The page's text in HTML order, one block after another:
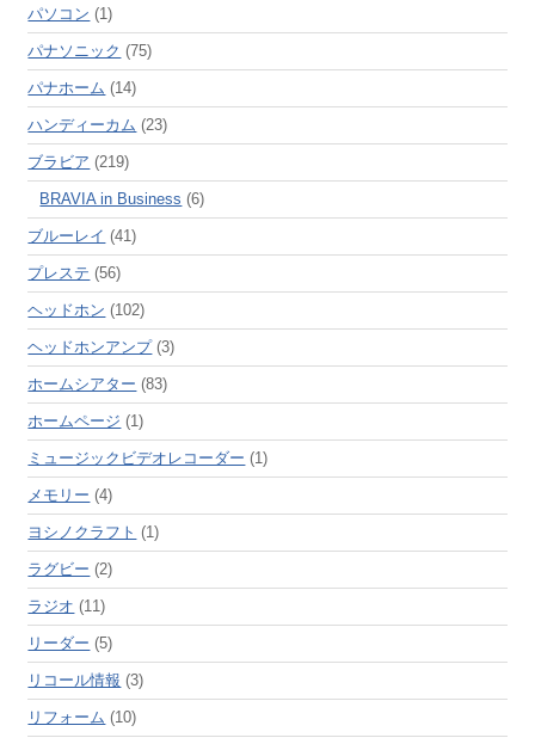
パソコン (1)
パナソニック (75)
パナホーム (14)
ハンディーカム (23)
ブラビア (219)
BRAVIA in Business (6)
ブルーレイ (41)
プレステ (56)
ヘッドホン (102)
ヘッドホンアンプ(3)
ホームシアター (83)
ホームページ (1)
ミュージックビデオレコーダー (1)
メモリー (4)
ヨシノクラフト (1)
ラグビー (2)
ラジオ (11)
リーダー (5)
リコール情報 (3)
リフォーム (10)